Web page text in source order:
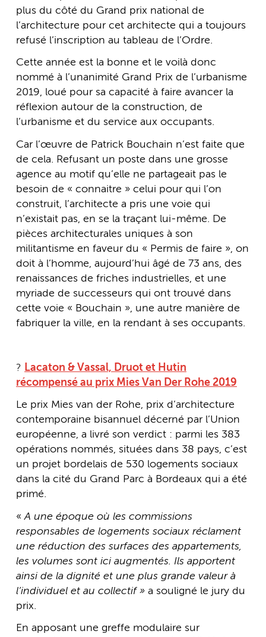
plus du côté du Grand prix national de
l’architecture pour cet architecte qui a toujours
refusé l’inscription au tableau de l’Ordre.
Cette année est la bonne et le voilà donc
nommé à l’unanimité Grand Prix de l’urbanisme
2019, loué pour sa capacité à faire avancer la
réflexion autour de la construction, de
l’urbanisme et du service aux occupants.
Car l’œuvre de Patrick Bouchain n’est faite que
de cela. Refusant un poste dans une grosse
agence au motif qu’elle ne partageait pas le
besoin de « connaitre » celui pour qui l’on
construit, l’architecte a pris une voie qui
n’existait pas, en se la traçant lui-même. De
pièces architecturales uniques à son
militantisme en faveur du « Permis de faire », on
doit à l’homme, aujourd’hui âgé de 73 ans, des
renaissances de friches industrielles, et une
myriade de successeurs qui ont trouvé dans
cette voie « Bouchain », une autre manière de
fabriquer la ville, en la rendant à ses occupants.
? Lacaton & Vassal, Druot et Hutin
récompensé au prix Mies Van Der Rohe 2019
Le prix Mies van der Rohe, prix d’architecture
contemporaine bisannuel décerné par l’Union
européenne, a livré son verdict : parmi les 383
opérations nommés, situées dans 38 pays, c’est
un projet bordelais de 530 logements sociaux
dans la cité du Grand Parc à Bordeaux qui a été
primé.
«A une époque où les commissions
responsables de logements sociaux réclament
une réduction des surfaces des appartements,
les volumes sont ici augmentés. Ils apportent
ainsi de la dignité et une plus grande valeur à
l’individuel et au collectif » a souligné le jury du
prix.
En apposant une greffe modulaire sur